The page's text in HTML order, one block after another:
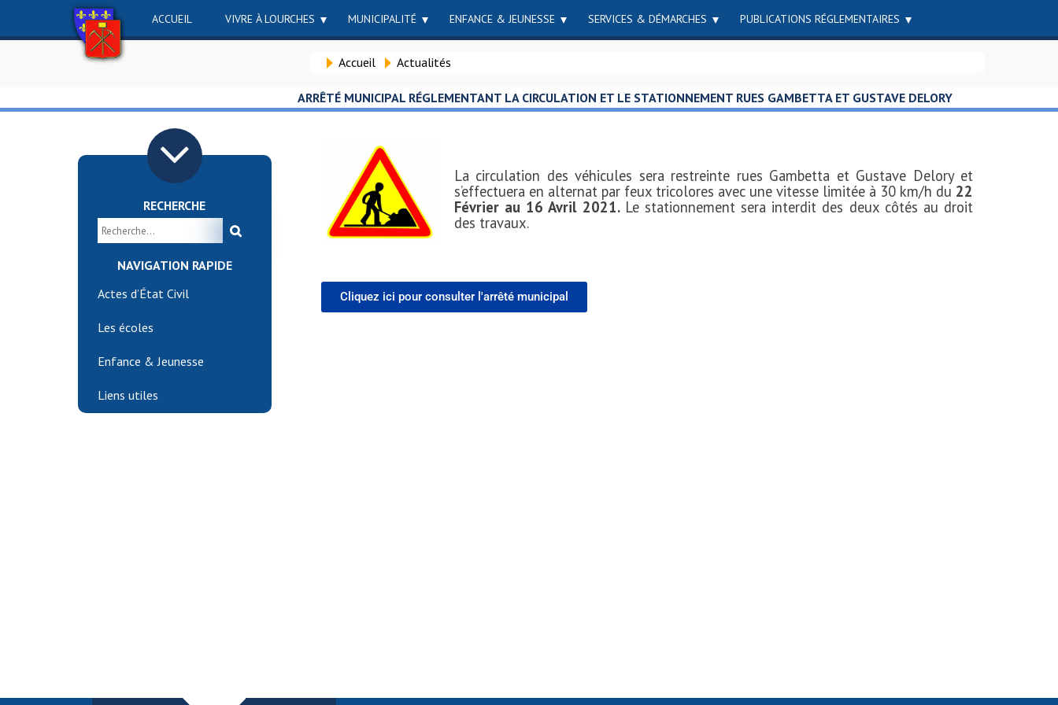
ACCUEIL VIVRE À LOURCHES MUNICIPALITÉ ENFANCE & JEUNESSE SERVICES & DÉMARCHES PUBLICATIONS RÉGLEMENTAIRES
Accueil Actualités
ARRÊTÉ MUNICIPAL RÉGLEMENTANT LA CIRCULATION ET LE STATIONNEMENT RUES GAMBETTA ET GUSTAVE DELORY
RECHERCHE
NAVIGATION RAPIDE
Actes d’État Civil
Les écoles
Enfance & Jeunesse
Liens utiles
La circulation des véhicules sera restreinte rues Gambetta et Gustave Delory et
s’effectuera en alternat par feux tricolores avec une vitesse limitée à 30 km/h du 22
Février au 16 Avril 2021. Le stationnement sera interdit des deux côtés au droit
des travaux.
Cliquez ici pour consulter l'arrêté municipal